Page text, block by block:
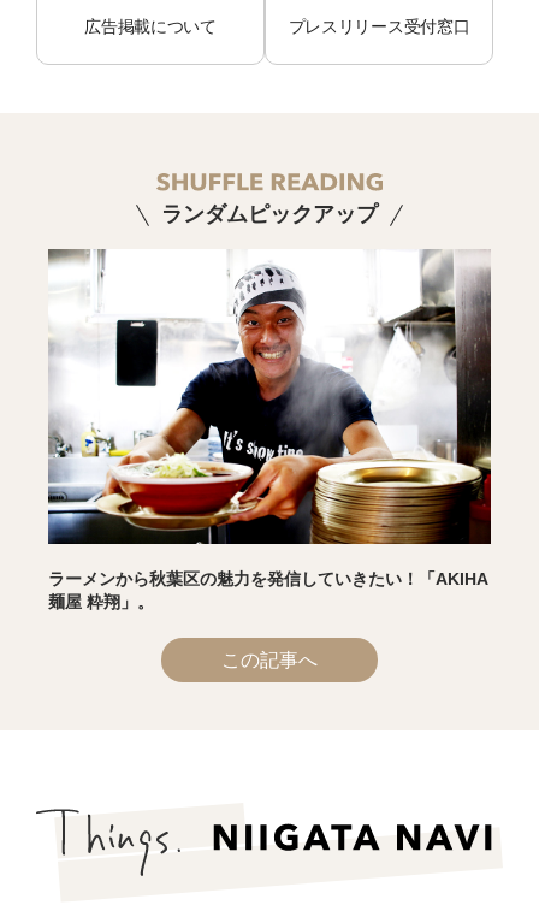
広告掲載について プレスリリース受付窓口
ランダムピックアップ
ラーメンから秋葉区の魅力を発信していきたい！「AKIHA
麺屋 粋翔」。
この記事へ